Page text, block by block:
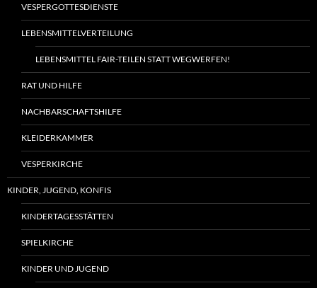
VESPERGOTTESDIENSTE
LEBENSMITTELVERTEILUNG
LEBENSMITTEL FAIR-TEILEN STATT WEGWERFEN!
RAT UND HILFE
NACHBARSCHAFTSHILFE
KLEIDERKAMMER
VESPERKIRCHE
KINDER, JUGEND, KONFIS
KINDERTAGESSTÄTTEN
SPIELKIRCHE
KINDER UND JUGEND